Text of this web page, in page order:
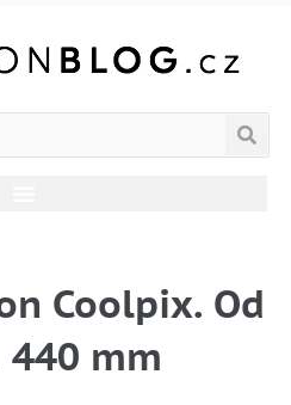
Coolpix. Od
440 mm